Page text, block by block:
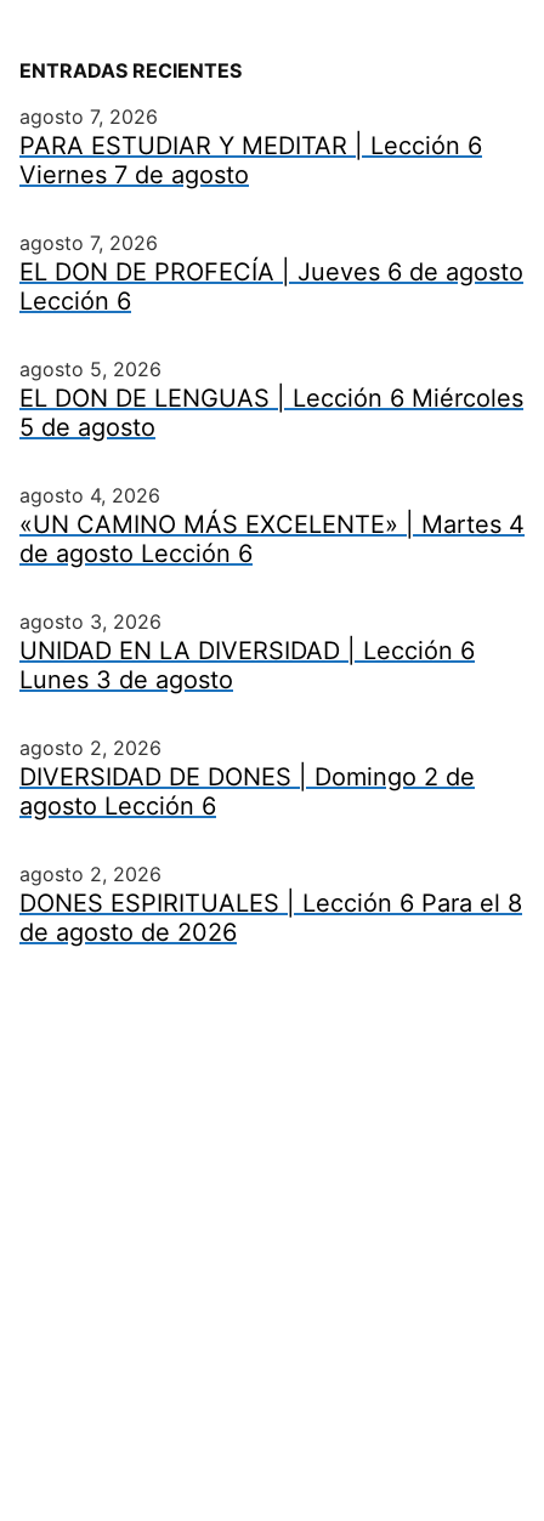
ENTRADAS RECIENTES
agosto 7, 2026
PARA ESTUDIAR Y MEDITAR | Lección 6
Viernes 7 de agosto
agosto 7, 2026
EL DON DE PROFECÍA | Jueves 6 de agosto
Lección 6
agosto 5, 2026
EL DON DE LENGUAS | Lección 6 Miércoles
5 de agosto
agosto 4, 2026
«UN CAMINO MÁS EXCELENTE» | Martes 4
de agosto Lección 6
agosto 3, 2026
UNIDAD EN LA DIVERSIDAD | Lección 6
Lunes 3 de agosto
agosto 2, 2026
DIVERSIDAD DE DONES | Domingo 2 de
agosto Lección 6
agosto 2, 2026
DONES ESPIRITUALES | Lección 6 Para el 8
de agosto de 2026